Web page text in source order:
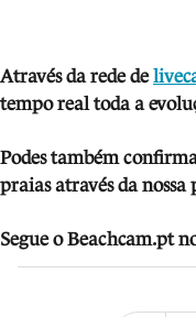
Através da rede de
tempo real toda a
Podes também
praias através da nossa
Segue o Beachcam.pt